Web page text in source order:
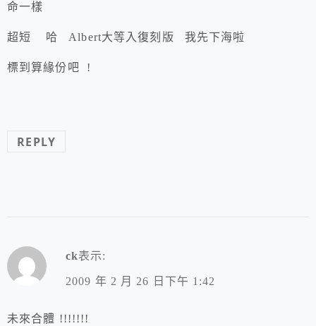
命一樣
超短 哈 Albert大等入復刻版 我先下海啦
標到算緣份吧 !
REPLY
ck表示:
2009 年 2 月 26 日下午 1:42
未來合體 !!!!!!!